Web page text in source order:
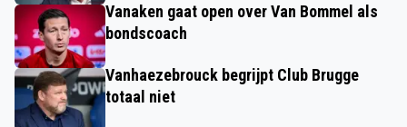
Vanaken gaat open over Van Bommel als
bondscoach
Vanhaezebrouck begrijpt Club Brugge
totaal niet